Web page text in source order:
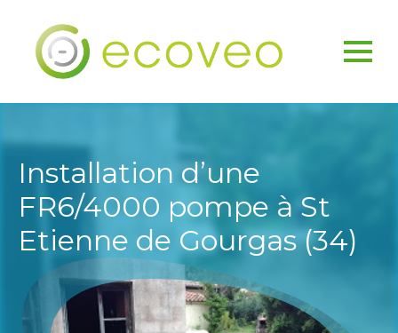
Installation d’une
FR6/4000 pompe à St
Etienne de Gourgas (34)